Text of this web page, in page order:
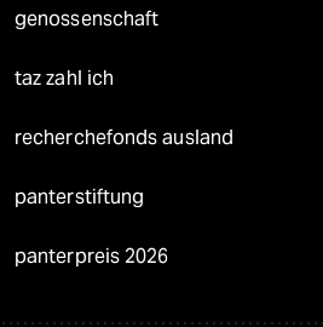
genossenschaft
taz zahl ich
recherchefonds ausland
panterstiftung
panterpreis 2026